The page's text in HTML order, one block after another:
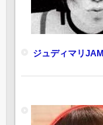
ジュディマリ